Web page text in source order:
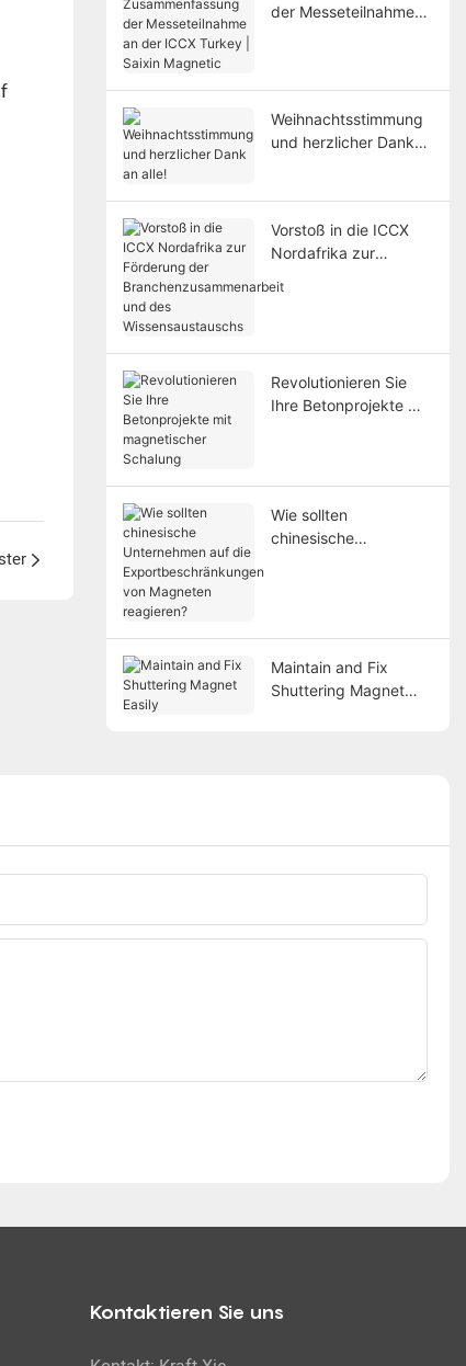
der Messeteilnahme
Weihnachtsstimmung
und herzlicher Dank
Vorstoß in die ICCX
Nordafrika zur
Revolutionieren Sie
Ihre Betonprojekte mit
Wie sollten
chinesische
Maintain and Fix
Shuttering Magnet
Kontaktieren Sie uns